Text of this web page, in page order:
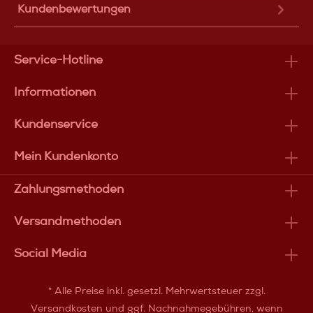
Kundenbewertungen
Service-Hotline
Informationen
Kundenservice
Mein Kundenkonto
Zahlungsmethoden
Versandmethoden
Social Media
* Alle Preise inkl. gesetzl. Mehrwertsteuer zzgl.
Versandkosten und ggf. Nachnahmegebühren, wenn